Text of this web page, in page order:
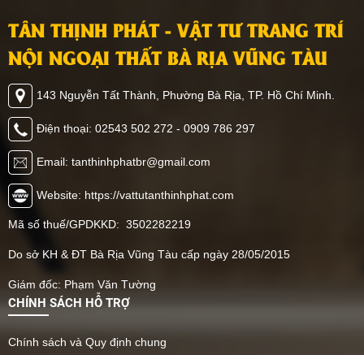
TÂN THỊNH PHÁT - VẬT TƯ TRANG TRÍ
NỘI NGOẠI THẤT BÀ RỊA VŨNG TÀU
143 Nguyễn Tất Thành, Phường Bà Rịa, TP. Hồ Chí Minh.
Điện thoại: 02543 502 272 - 0909 786 297
Email: tanthinhphatbr@gmail.com
Website: https://vattutanthinhphat.com
Mã số thuế/GPDKKD: 3502282219
Do sở KH & ĐT Bà Rịa Vũng Tàu cấp ngày 28/05/2015
Giám đốc: Phạm Văn Tường
CHÍNH SÁCH HỖ TRỢ
Chính sách và Quy định chung